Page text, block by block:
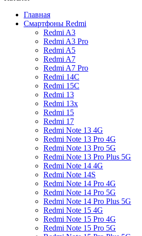
Главная
Смартфоны Redmi
Redmi A3
Redmi A3 Pro
Redmi A5
Redmi A7
Redmi A7 Pro
Redmi 14C
Redmi 15C
Redmi 13
Redmi 13x
Redmi 15
Redmi 17
Redmi Note 13 4G
Redmi Note 13 Pro 4G
Redmi Note 13 Pro 5G
Redmi Note 13 Pro Plus 5G
Redmi Note 14 4G
Redmi Note 14S
Redmi Note 14 Pro 4G
Redmi Note 14 Pro 5G
Redmi Note 14 Pro Plus 5G
Redmi Note 15 4G
Redmi Note 15 Pro 4G
Redmi Note 15 Pro 5G